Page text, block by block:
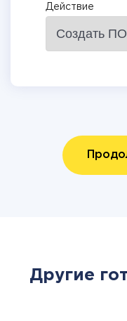
Действие
Другие